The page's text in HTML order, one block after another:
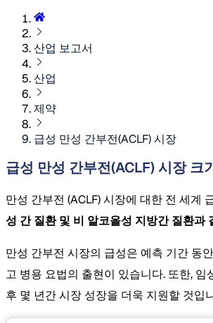
산업 보고서
산업
제약
급성 만성 간부전(ACLF) 시장
급성 만성 간부전(ACLF) 시장 크
만성 간부전 (ACLF) 시장에 대한 전 세계
성 간 질환 및 비 알코올성 지방간 질환과
만성 간부전 시장의 급성은 예측 기간 동
고 병용 요법의 출현이 있습니다. 또한,
후 몇 년간 시장 성장을 더욱 지원할 것입